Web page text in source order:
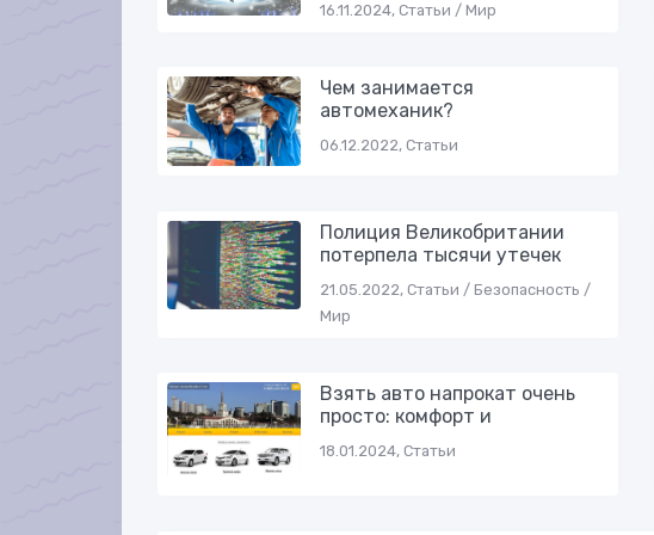
16.11.2024, Статьи / Мир
Чем занимается
автомеханик?
06.12.2022, Статьи
Полиция Великобритании
потерпела тысячи утечек
21.05.2022, Статьи / Безопасность /
Мир
Взять авто напрокат очень
просто: комфорт и
18.01.2024, Статьи